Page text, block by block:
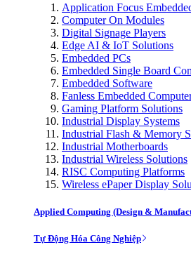
Application Focus
Computer On Modules
Digital Signage Players
Edge AI & IoT Solutions
Embedded PCs
Embedded Single Board
Embedded Software
Fanless Embedded
Gaming Platform Solutions
Industrial Display Systems
Industrial Flash & Memory
Industrial Motherboards
Industrial Wireless Solutions
RISC Computing Platforms
Wireless ePaper Display
Applied Computing (Design &
Tự Động Hóa Công Nghiệp